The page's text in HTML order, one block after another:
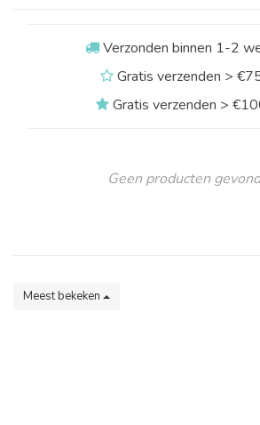
Verzonden binnen 1-2
Gratis verzenden >
Gratis verzenden >
Geen producten
Meest bekeken